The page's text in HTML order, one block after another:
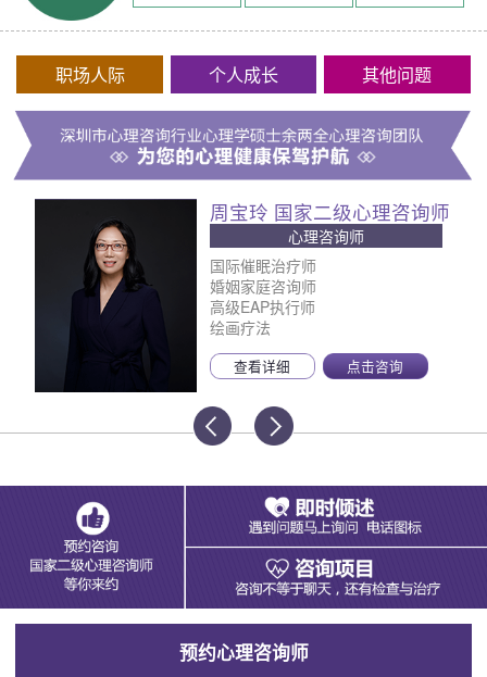
职场人际 个人成长 其他问题
周宝玲 国家二级心理咨询师
心理咨询师
国际催眠治疗师
婚姻家庭咨询师
高级EAP执行师
绘画疗法
查看详细 点击咨询
预约心理咨询师